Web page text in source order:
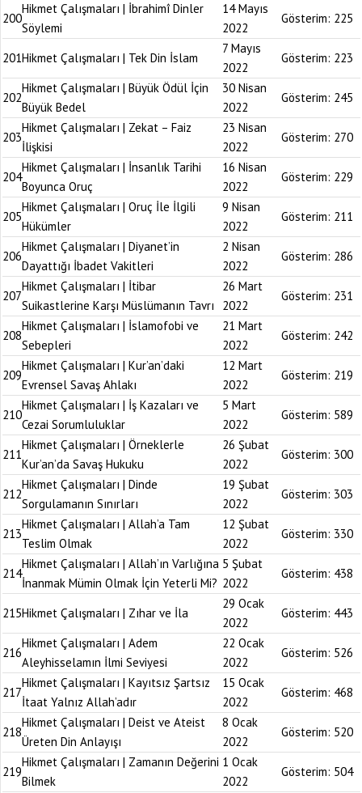
200
Hikmet Çalışmaları | İbrahimî Dinler
Söylemi
14 Mayıs
2022
Gösterim: 225
201Hikmet Çalışmaları | Tek Din İslam
7 Mayıs
2022
Gösterim: 223
202
Hikmet Çalışmaları | Büyük Ödül İçin
Büyük Bedel
30 Nisan
2022
Gösterim: 245
203
Hikmet Çalışmaları | Zekat – Faiz
İlişkisi
23 Nisan
2022
Gösterim: 270
204
Hikmet Çalışmaları | İnsanlık Tarihi
Boyunca Oruç
16 Nisan
2022
Gösterim: 229
205
Hikmet Çalışmaları | Oruç İle İlgili
Hükümler
9 Nisan
2022
Gösterim: 211
206
Hikmet Çalışmaları | Diyanet’in
Dayattığı İbadet Vakitleri
2 Nisan
2022
Gösterim: 286
207
Hikmet Çalışmaları | İtibar
Suikastlerine Karşı Müslümanın Tavrı
26 Mart
2022
Gösterim: 231
208
Hikmet Çalışmaları | İslamofobi ve
Sebepleri
21 Mart
2022
Gösterim: 242
209
Hikmet Çalışmaları | Kur’an’daki
Evrensel Savaş Ahlakı
12 Mart
2022
Gösterim: 219
210
Hikmet Çalışmaları | İş Kazaları ve
Cezai Sorumluluklar
5 Mart
2022
Gösterim: 589
211
Hikmet Çalışmaları | Örneklerle
Kur’an’da Savaş Hukuku
26 Şubat
2022
Gösterim: 300
212
Hikmet Çalışmaları | Dinde
Sorgulamanın Sınırları
19 Şubat
2022
Gösterim: 303
213
Hikmet Çalışmaları | Allah’a Tam
Teslim Olmak
12 Şubat
2022
Gösterim: 330
214
Hikmet Çalışmaları | Allah’ın Varlığına
İnanmak Mümin Olmak İçin Yeterli Mi?
5 Şubat
2022
Gösterim: 438
215Hikmet Çalışmaları | Zıhar ve İla
29 Ocak
2022
Gösterim: 443
216
Hikmet Çalışmaları | Adem
Aleyhisselamın İlmi Seviyesi
22 Ocak
2022
Gösterim: 526
217
Hikmet Çalışmaları | Kayıtsız Şartsız
İtaat Yalnız Allah’adır
15 Ocak
2022
Gösterim: 468
218
Hikmet Çalışmaları | Deist ve Ateist
Üreten Din Anlayışı
8 Ocak
2022
Gösterim: 520
219
Hikmet Çalışmaları | Zamanın Değerini
Bilmek
1 Ocak
2022
Gösterim: 504